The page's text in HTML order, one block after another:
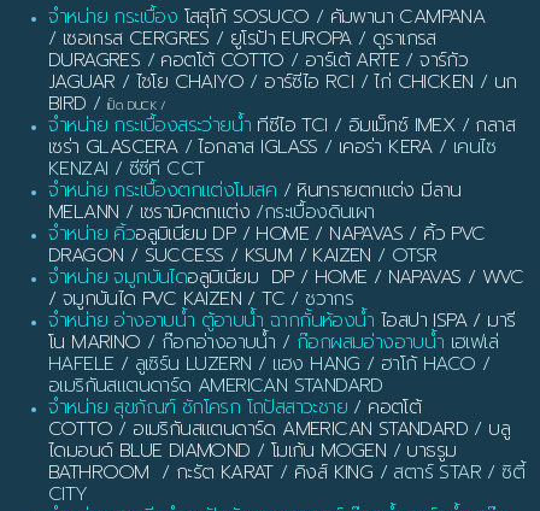
จำหน่าย กระเบื้อง โสสุโก้ SOSUCO / คัมพานา CAMPANA
/ เซอเกรส CERGRES / ยูโรป้า EUROPA/ ดูราเกรส
DURAGRES / คอตโต้ COTTO / อาร์เต้ ARTE /จาร์กัว
JAGUAR / ไชโย CHAIYO / อาร์ซีไอ RCI /ไก่ CHICKEN / นก
BIRD / เป็ด DUCK /
จำหน่าย กระเบื้องสระว่ายน้ำ ทีซีไอ TCI / อิมเม็กซ์ IMEX/ กลาส
เซร่า GLASCERA/ไอกลาส IGLASS / เคอร่า KERA/ เคนไซ
KENZAI / ซีซีที CCT
จำหน่าย กระเบื้องตกแต่งโมเสค / หินทรายตกแต่ง มีลาน
MELANN / เซรามิคตกแต่ง /กระเบื้องดินเผา
จำหน่าย คิ้วอลูมิเนียม DP / HOME / NAPAVAS / คิ้ว PVC
DRAGON / SUCCESS / KSUM / KAIZEN / OTSR
จำหน่าย จมูกบันไดอลูมิเนียม DP / HOME / NAPAVAS / WVC
/ จมูกบันได PVC KAIZEN / TC / ชวากร
จำหน่าย อ่างอาบน้ำ ตู้อาบน้ำ ฉากกั้นห้องน้ำ ไอสปา ISPA / มารี
โน MARINO / ก๊อกอ่างอาบน้ำ / ก๊อกผสมอ่างอาบน้ำ เฮเฟเล่
HAFELE / ลูเซิร์น LUZERN / แฮง HANG / ฮาโก้ HACO /
อเมริกันสแตนดาร์ด AMERICAN STANDARD
จำหน่าย สุขภัณฑ์ ชักโครก โถปัสสาวะชาย / คอตโต้
COTTO / อเมริกันสแตนดาร์ด AMERICAN STANDARD / บลู
ไดมอนด์ BLUE DIAMOND / โมเก้น MOGEN / บาธรูม
BATHROOM / กะรัต KARAT/ คิงส์ KING / สตาร์ STAR / ซิตี้
CITY